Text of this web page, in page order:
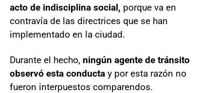
acto de indisciplina social, porque va en
contravía de las directrices que se han
implementado en la ciudad.
Durante el hecho, ningún agente de tránsito
observó esta conducta y por esta razón no
fueron interpuestos comparendos.